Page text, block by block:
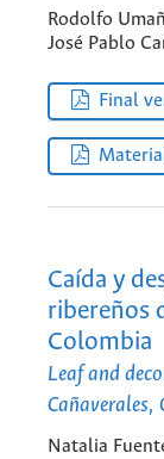
Rodolfo
José Pablo
Final
Caída y
ribereños
Colombia
Leaf and
Cañaverales,
Natalia